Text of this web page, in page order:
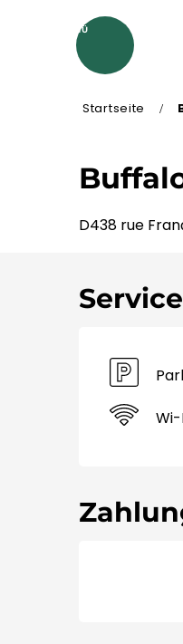
MENÜ
Startseite
D438 rue
Service
Wi-